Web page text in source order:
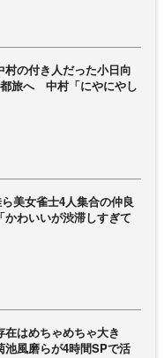
村の付き人だった小日向
旅へ 中村「にやにやし
美女雀士4人集合の仲良
かわいいが渋滞しすぎて
はめちゃめちゃ大き
風磨らが4時間SPで活